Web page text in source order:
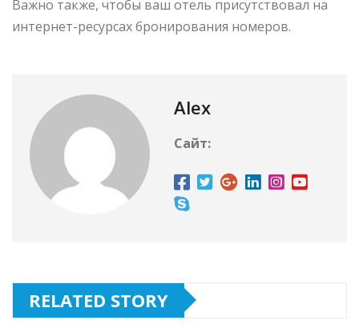
Важно также, чтобы ваш отель присутствовал на
интернет-ресурсах бронирования номеров.
Alex
Сайт:
RELATED STORY